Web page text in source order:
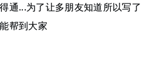
通...为了让多朋友知道所以写了
帮到大家